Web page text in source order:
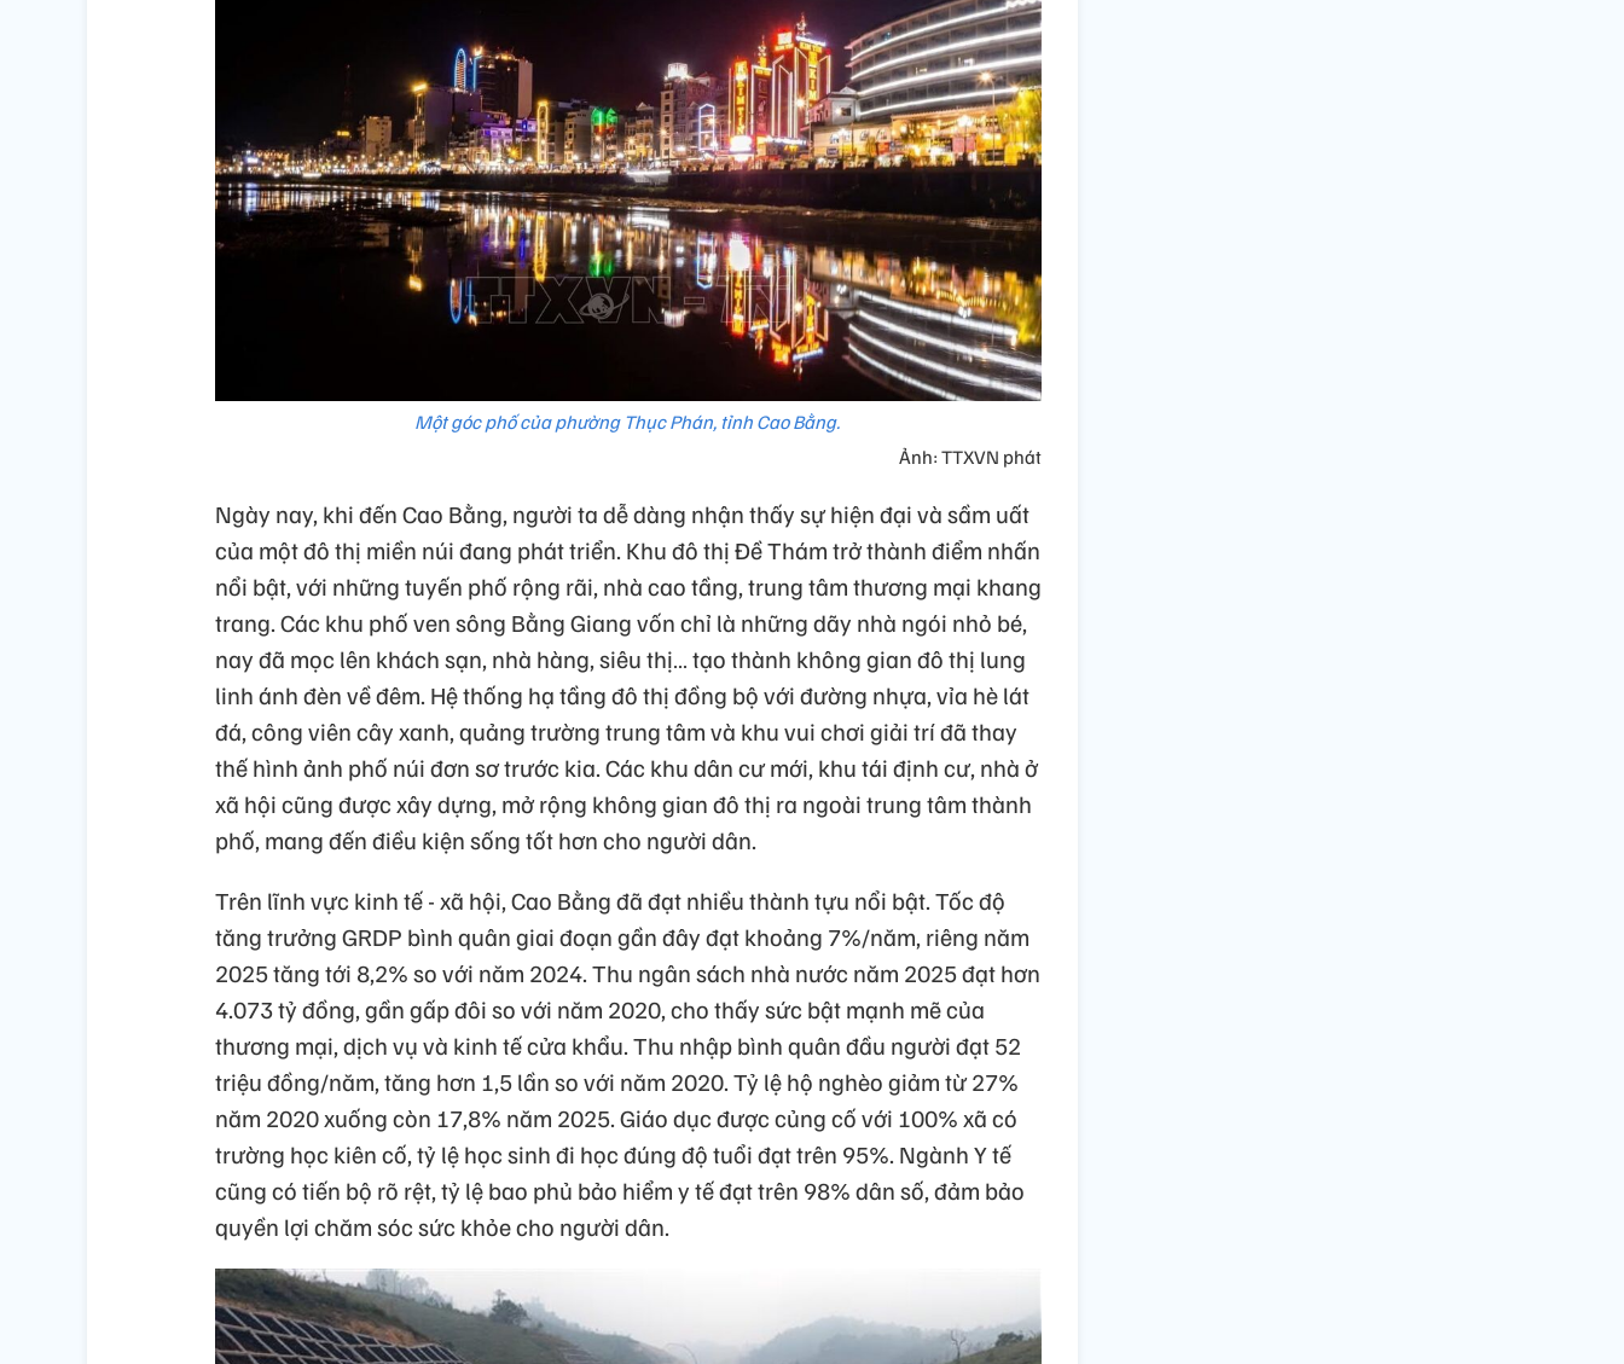
Một góc phố của phường Thục Phán, tỉnh Cao Bằng.
Ảnh: TTXVN phát
Ngày nay, khi đến Cao Bằng, người ta dễ dàng nhận thấy sự hiện đại và sầm uất
của một đô thị miền núi đang phát triển. Khu đô thị Đề Thám trở thành điểm nhấn
nổi bật, với những tuyến phố rộng rãi, nhà cao tầng, trung tâm thương mại khang
trang. Các khu phố ven sông Bằng Giang vốn chỉ là những dãy nhà ngói nhỏ bé,
nay đã mọc lên khách sạn, nhà hàng, siêu thị… tạo thành không gian đô thị lung
linh ánh đèn về đêm. Hệ thống hạ tầng đô thị đồng bộ với đường nhựa, vỉa hè lát
đá, công viên cây xanh, quảng trường trung tâm và khu vui chơi giải trí đã thay
thế hình ảnh phố núi đơn sơ trước kia. Các khu dân cư mới, khu tái định cư, nhà ở
xã hội cũng được xây dựng, mở rộng không gian đô thị ra ngoài trung tâm thành
phố, mang đến điều kiện sống tốt hơn cho người dân.
Trên lĩnh vực kinh tế - xã hội, Cao Bằng đã đạt nhiều thành tựu nổi bật. Tốc độ
tăng trưởng GRDP bình quân giai đoạn gần đây đạt khoảng 7%/năm, riêng năm
2025 tăng tới 8,2% so với năm 2024. Thu ngân sách nhà nước năm 2025 đạt hơn
4.073 tỷ đồng, gần gấp đôi so với năm 2020, cho thấy sức bật mạnh mẽ của
thương mại, dịch vụ và kinh tế cửa khẩu. Thu nhập bình quân đầu người đạt 52
triệu đồng/năm, tăng hơn 1,5 lần so với năm 2020. Tỷ lệ hộ nghèo giảm từ 27%
năm 2020 xuống còn 17,8% năm 2025. Giáo dục được củng cố với 100% xã có
trường học kiên cố, tỷ lệ học sinh đi học đúng độ tuổi đạt trên 95%. Ngành Y tế
cũng có tiến bộ rõ rệt, tỷ lệ bao phủ bảo hiểm y tế đạt trên 98% dân số, đảm bảo
quyền lợi chăm sóc sức khỏe cho người dân.